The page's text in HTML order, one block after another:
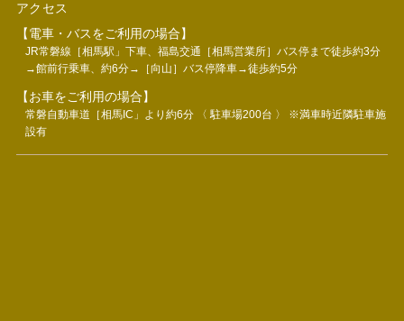
アクセス
【電車・バスをご利用の場合】
JR常磐線［相馬駅」下車、福島交通［相馬営業所］バス停まで徒歩約3分
→館前行乗車、約6分→［向山］バス停降車→徒歩約5分
【お車をご利用の場合】
常磐自動車道［相馬IC」より約6分 〈 駐車場200台 〉 ※満車時近隣駐車施
設有